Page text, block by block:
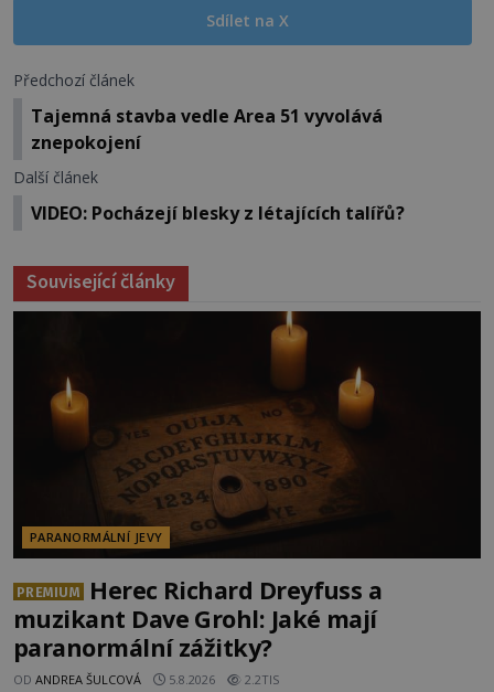
Sdílet na X
Předchozí článek
Tajemná stavba vedle Area 51 vyvolává
znepokojení
Další článek
VIDEO: Pocházejí blesky z létajících talířů?
Související články
PARANORMÁLNÍ JEVY
PREMIUM
Herec Richard Dreyfuss a
muzikant Dave Grohl: Jaké mají
paranormální zážitky?
OD ANDREA ŠULCOVÁ 5.8.2026 2.2TIS